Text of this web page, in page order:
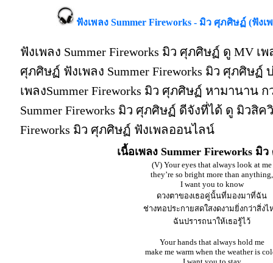
ฟังเพลง Summer Fireworks - มิว ศุภศิษฏ์ (ฟังเ
ฟังเพลง Summer Fireworks มิว ศุภศิษฏ์ ดู MV เพ
ศุภศิษฏ์ ฟังเพลง Summer Fireworks มิว ศุภศิษฏ์
เพลงSummer Fireworks มิว ศุภศิษฏ์ หามานาน
Summer Fireworks มิว ศุภศิษฏ์ ดีจังที่ได้ ดู มิวสิค
Fireworks มิว ศุภศิษฏ์ ฟังเพลออนไลน์
เนื้อเพลง Summer Fireworks มิ
(V) Your eyes that always look at me
they’re so bright more than anything,
I want you to know
ดวงตาของเธอคู่นั้นที่มองมาที่ฉัน
ช่างทอประกายสดใสงดงามยิ่งกว่าสิ่งไ
ฉันปรารถนาให้เธอรู้ไว้
Your hands that always hold me
make me warm when the weather is